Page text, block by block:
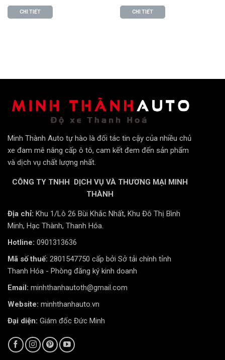
Camera sẽ cảnh báo lái xe khi xe di chuyển sang làn
đường khác mà không bật xi nhan, giúp lái xe tránh
được các tình huống nguy hiểm.
Phát hiện chuyển động AI:
CHI TIẾT CHI TIẾT
Minh Thành Auto tự hào là đối tác tin cậy của nhiều chủ
xe đam mê nâng cấp ô tô, cam kết đem đến sản phẩm
và dịch vụ chất lượng nhất.
CÔNG TY TNHH DỊCH VỤ VÀ THƯƠNG MẠI MINH
THÀNH
Địa chỉ: Khu 1/Lô 26 Bùi Khắc Nhất, Khu Đô Thị Bình
Minh, Hạc Thành, Thanh Hóa.
Hotline: 0901313636
Mã số thuế: 2801547750 cấp bởi Sở tải chính tỉnh
Thanh Hóa - Phòng đăng ký kinh doanh
Email: minhthanhautoth@gmail.com
Website: minhthanhauto.vn
Đại diện: Giám đốc Đức Minh